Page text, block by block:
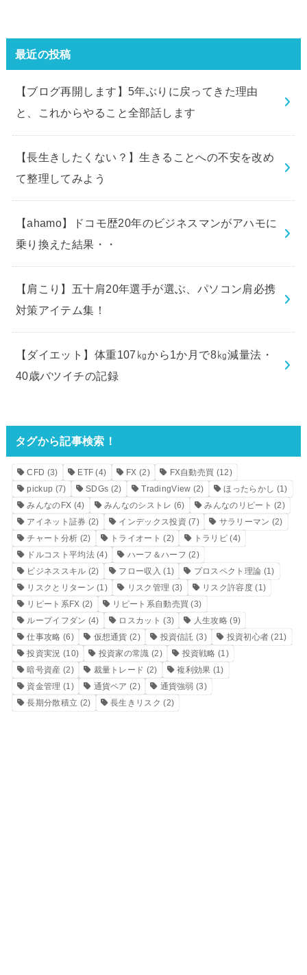
最近の投稿
【ブログ再開します】5年ぶりに戻ってきた理由
と、これからやること全部話します
【長生きしたくない？】生きることへの不安を改め
て整理してみよう
【ahamo】ドコモ歴20年のビジネスマンがアハモに
乗り換えた結果・・
【肩こり】五十肩20年選手が選ぶ、パソコン肩必携
対策アイテム集！
【ダイエット】体重107㎏から1か月で8㎏減量法・
40歳バツイチの記録
タグから記事検索！
CFD (3) ETF (4) FX (2) FX自動売買 (12)
pickup (7) SDGs (2) TradingView (2) ほったらかし (1)
みんなのFX (4) みんなのシストレ (6) みんなのリピート (2)
アイネット証券 (2) インデックス投資 (7) サラリーマン (2)
チャート分析 (2) トライオート (2) トラリピ (4)
ドルコスト平均法(4) ハーフ＆ハーフ (2)
ビジネススキル (2) フロー収入 (1) プロスペクト理論 (1)
リスクとリターン (1) リスク管理 (3) リスク許容度(1)
リピート系FX (2) リピート系自動売買 (3)
ループイフダン (4) ロスカット (3) 人生攻略 (9)
仕事攻略 (6) 仮想通貨 (2) 投資信託 (3) 投資初心者 (21)
投資実況 (10) 投資家の常識 (2) 投資戦略 (1)
暗号資産 (2) 裁量トレード (2) 複利効果 (1)
資金管理 (1) 通貨ペア (2) 通貨強弱 (3)
長期分散積立 (2) 長生きリスク (2)